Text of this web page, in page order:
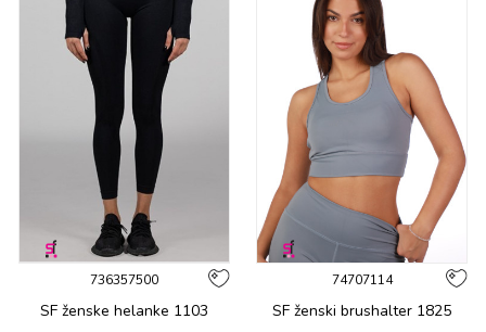
736357500
SF ženske hеlankе 1103
74707114
SF ženski brushalter 1825